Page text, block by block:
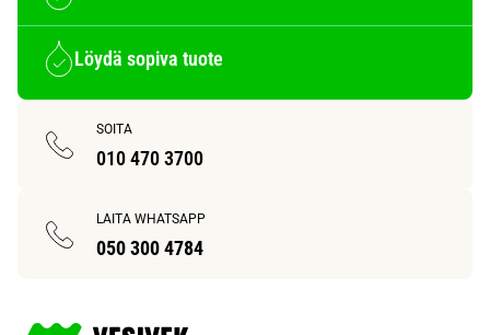
Löydä sopiva tuote
SOITA
010 470 3700
LAITA WHATSAPP
050 300 4784